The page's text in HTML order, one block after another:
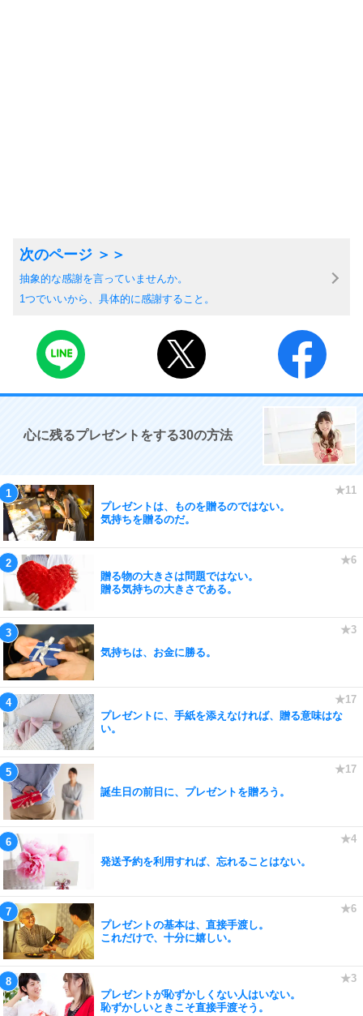
抽象的な感謝を言っていませんか。
1つでいいから、具体的に感謝すること。
心に残るプレゼントをする30の方法
プレゼントは、ものを贈るのではない。
気持ちを贈るのだ。
贈る物の大きさは問題ではない。
贈る気持ちの大きさである。
気持ちは、お金に勝る。
プレゼントに、手紙を添えなければ、贈る意味はな
い。
誕生日の前日に、プレゼントを贈ろう。
発送予約を利用すれば、忘れることはない。
プレゼントの基本は、直接手渡し。
これだけで、十分に嬉しい。
プレゼントが恥ずかしくない人はいない。
恥ずかしいときこそ直接手渡そう。